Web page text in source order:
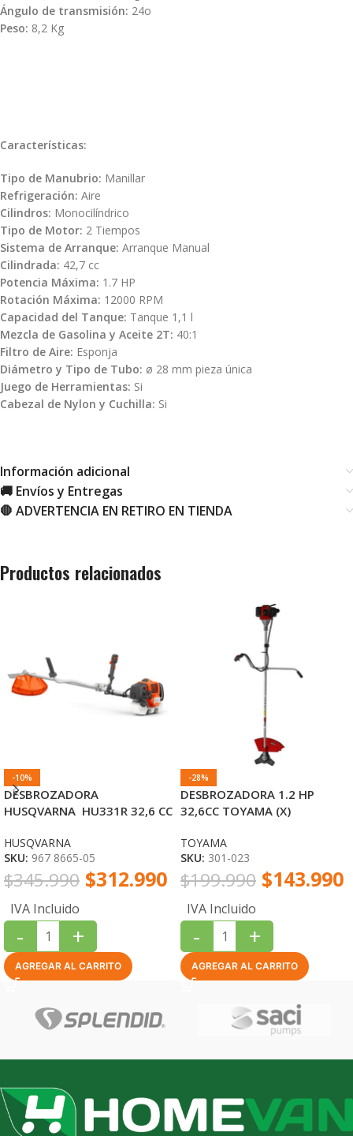
Ángulo de transmisión: 24o
Peso: 8,2 Kg
Características:
Tipo de Manubrio: Manillar
Refrigeración: Aire
Cilindros: Monocilíndrico
Tipo de Motor: 2 Tiempos
Sistema de Arranque: Arranque Manual
Cilindrada: 42,7 cc
Potencia Máxima: 1.7 HP
Rotación Máxima: 12000 RPM
Capacidad del Tanque: Tanque 1,1 l
Mezcla de Gasolina y Aceite 2T: 40:1
Filtro de Aire: Esponja
Diámetro y Tipo de Tubo: ø 28 mm pieza única
Juego de Herramientas: Si
Cabezal de Nylon y Cuchilla: Si
Información adicional
🚚 Envíos y Entregas
🛑 ADVERTENCIA EN RETIRO EN TIENDA
Productos relacionados
-10%
DESBROZADORA
HUSQVARNA HU331R 32,6 CC
HUSQVARNA
SKU: 967 8665-05
$345.990 $312.990
IVA Incluido
- +
AGREGAR AL CARRITO
-28%
DESBROZADORA 1.2 HP
32,6CC TOYAMA (X)
TOYAMA
SKU: 301-023
$199.990 $143.990
IVA Incluido
- +
AGREGAR AL CARRITO